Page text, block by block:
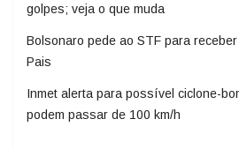
golpes; veja o que muda
Bolsonaro pede ao STF para
Pais
Inmet alerta para possível ciclone-
podem passar de 100 km/h